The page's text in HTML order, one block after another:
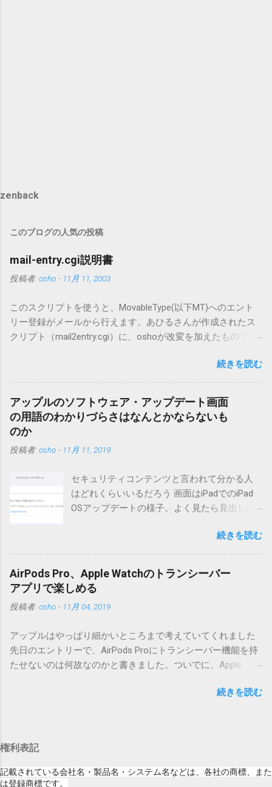
zenback
このブログの人気の投稿
mail-entry.cgi説明書
投稿者: osho - 11月 11, 2003
このスクリプトを使うと、MovableType(以下MT)へのエント
リー登録がメールから行えます。あひるさんが作成されたス
クリプト（mail2entry.cgi）に、oshoが改変を加えたもので
ーも出来ます。 バージョン0.5.3以降の動作確認はMT3.11で行
っています。0.5.2まではMT2.661で確認していました。0.5.3以
降もたぶん動くと思います。 現在のバージョンは0.5.3です。
（2004/12/4リリース）※0.6.3を公開しています。まだ心配な
点が多いため、こちらにはリンクしていません。安定を求め
る方は0.5.3を、新版の機能が必要な方は0.6.3をご利用くださ
い。 こちら からどうぞ。 0.3.6までのバージョンに、エント
版へのアップデートを強くお勧めしてます。 mail-entry.zipを
ダウンロードするにはここをクリックしてください。
（Windowsから解凍したフォルダを見ると「_MACOSX」とい
りませんので無視してください。MacOS XでZIP圧縮している
ため、Mac独自のファイル情報が含まれてしまうようで
す。） Ver.0.3.0以降用の差分ファイルはこちら 。ZIP圧縮して
まとめてあります。いまのバージョン番号と同じバージョン
合は一つずつ順に適用していく必要があります。0.5.0以降
ません。改造してる方向けに、バージョンアップポイントを
お知らせするのが主な目的となっています。 まずはどんなふ
うに使うものか説明し、設置方法は後述します。 使い方 メー
ル本文の1行目にauthor（投稿者）を、2行目にカテゴリを、
追記項目（extend）として扱われますので、必要に応じて指
ん。また、<>の中の文字は、設...
続きを読む
アップルのソフトウェア・アップデート画面
の用語のわかりづらさはなんとかならないも
のか
投稿者: osho - 11月 11, 2019
セキュリティコンテンツと言われて分かる人
はどれくらいいるだろう 画面はiPadでのiPad
OSアップデートの様子。よく見たら見出しは
の名前としてはいまだにiOSのままとか、そん
な理由じゃないでしょうね。 それは混乱のも
ア・アップデートのセキュリティコンテンツ
については、以下のWebサイトをご覧くださ
い」の部分。 セキュリティコンテンツ…？ こ
す。人によってはここで悩んだ結果、アップ
デートをしない人も出てきそうですよ。アッ
プデートに限らず、分からないけどやってみ
が多いと思います。経験上の感覚ですけれ
定アイコンにアップデートがある旨のバッヂ
続きを読む
AirPods Pro、Apple Watchのトランシーバー
アプリで楽しめる
投稿者: osho - 11月 04, 2019
アップルはやっぱり細かいところまで考えていてくれました
先日のエントリーで、AirPods Proにトランシーバー機能を持
たせないのは何故なのかと書きました。ついでに、Apple
はiPhoneに接続してるから使えないじゃん云々を書いたので
Watchでトランシーバーアプリを起動すると、AirPodsはトラ
ンシーバーのために機能するようになります。Apple Watchの
画面上にある送信ボタン（黄色い大きな丸）を押している
続きを読む
権利表記
記載されている会社名・製品名・システム名などは、各社の商標、また
は登録商標です。